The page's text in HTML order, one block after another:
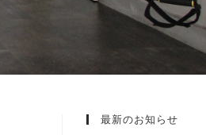
最新のお知らせ